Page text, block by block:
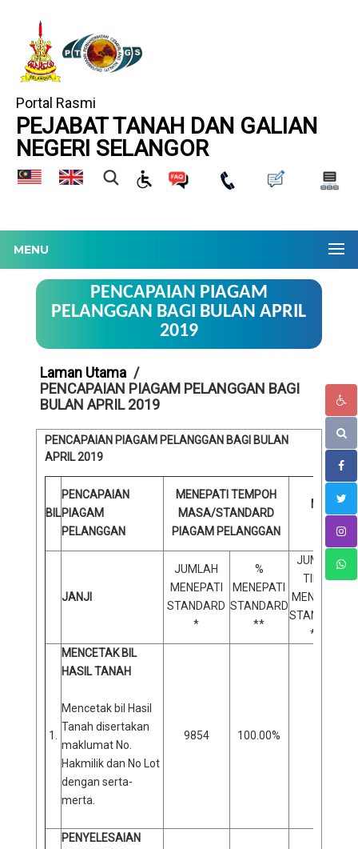
Portal Rasmi
PEJABAT TANAH DAN GALIAN
NEGERI SELANGOR
MENU
PENCAPAIAN PIAGAM
PELANGGAN BAGI BULAN APRIL
2019
Laman Utama
PENCAPAIAN PIAGAM PELANGGAN BAGI
BULAN APRIL 2019
PENCAPAIAN PIAGAM PELANGGAN BAGI BULAN
APRIL 2019
BIL
PENCAPAIAN
PIAGAM
PELANGGAN
MENEPATI TEMPOH
MASA/STANDARD
PIAGAM PELANGGAN
TIDAK
MASA/
JANJI
JUMLAH
MENEPATI
STANDARD
*
%
MENEPATI
STANDARD
**
JUMLAH
TIDAK
MENEPATI
STANDARD
***
1.
MENCETAK BIL
HASIL TANAH
Mencetak bil Hasil
Tanah disertakan
maklumat No.
Hakmilik dan No Lot
dengan serta-
merta.
9854 100.00%
PENYELESAIAN